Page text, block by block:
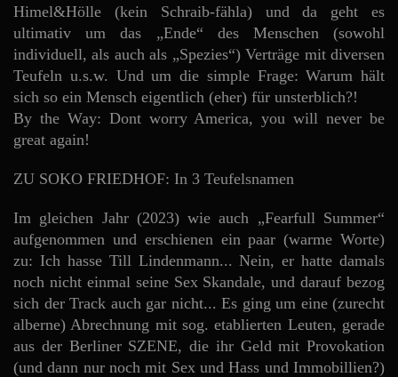
Himel&Hölle (kein Schraib-fähla) und da geht es
ultimativ um das „Ende“ des Menschen (sowohl
individuell, als auch als „Spezies“) Verträge mit diversen
Teufeln u.s.w. Und um die simple Frage: Warum hält
sich so ein Mensch eigentlich (eher) für unsterblich?!
By the Way: Dont worry America, you will never be
great again!
ZU SOKO FRIEDHOF: In 3 Teufelsnamen
Im gleichen Jahr (2023) wie auch „Fearfull Summer“
aufgenommen und erschienen ein paar (warme Worte)
zu: Ich hasse Till Lindenmann... Nein, er hatte damals
noch nicht einmal seine Sex Skandale, und darauf bezog
sich der Track auch gar nicht... Es ging um eine (zurecht
alberne) Abrechnung mit sog. etablierten Leuten, gerade
aus der Berliner SZENE, die ihr Geld mit Provokation
(und dann nur noch mit Sex und Hass und Immobillien?)